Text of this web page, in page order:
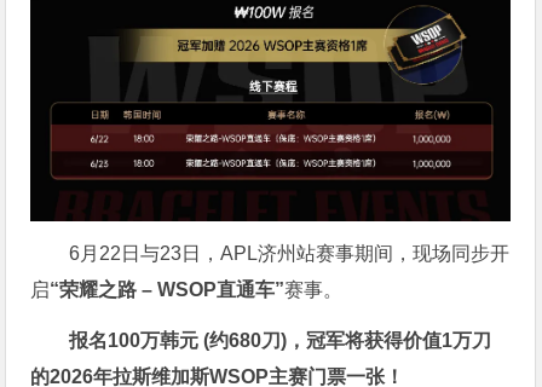
6月22日与23日，APL济州站赛事期间，现场同步开
启“荣耀之路– WSOP直通车”赛事。
报名100万韩元 (约680刀)，冠军将获得价值1万刀
的2026年拉斯维加斯WSOP主赛门票一张！